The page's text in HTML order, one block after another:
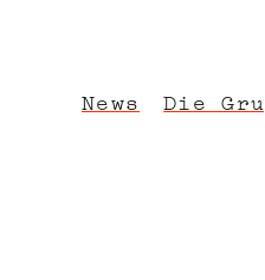
News Die